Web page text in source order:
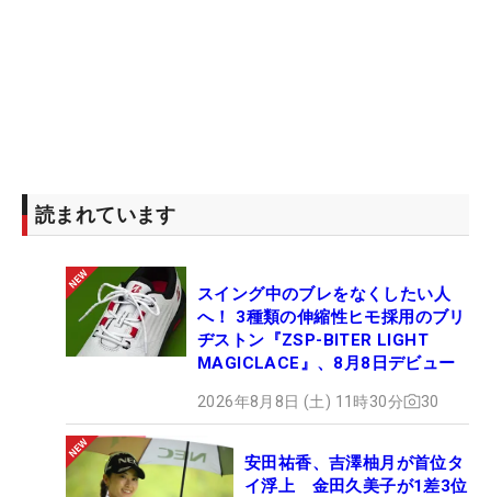
読まれています
スイング中のブレをなくしたい人
へ！ 3種類の伸縮性ヒモ採用のブリ
ヂストン『ZSP-BITER LIGHT
MAGICLACE』、8月8日デビュー
2026年8月8日 (土) 11時30分 30
安田祐香、吉澤柚月が首位タ
イ浮上 金田久美子が1差3位